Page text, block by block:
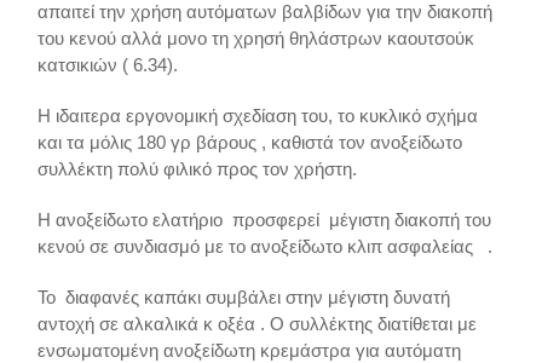
απαιτεί την χρήση αυτόματων βαλβίδων για την διακοπή
του κενού αλλά μονο τη χρησή θηλάστρων καουτσούκ
κατσικιών ( 6.34).
Η ιδαιτερα εργονομική σχεδίαση του, το κυκλικό σχήμα
και τα μόλις 180 γρ βάρους , καθιστά τον ανοξείδωτο
συλλέκτη πολύ φιλικό προς τον χρήστη.
Η ανοξείδωτο ελατήριο προσφερεί μέγιστη διακοπή του
κενού σε συνδιασμό με το ανοξείδωτο κλιπ ασφαλείας .
Το διαφανές καπάκι συμβάλει στην μέγιστη δυνατή
αντοχή σε αλκαλικά κ οξέα . Ο συλλέκτης διατίθεται με
ενσωματομένη ανοξείδωτη κρεμάστρα για αυτόματη